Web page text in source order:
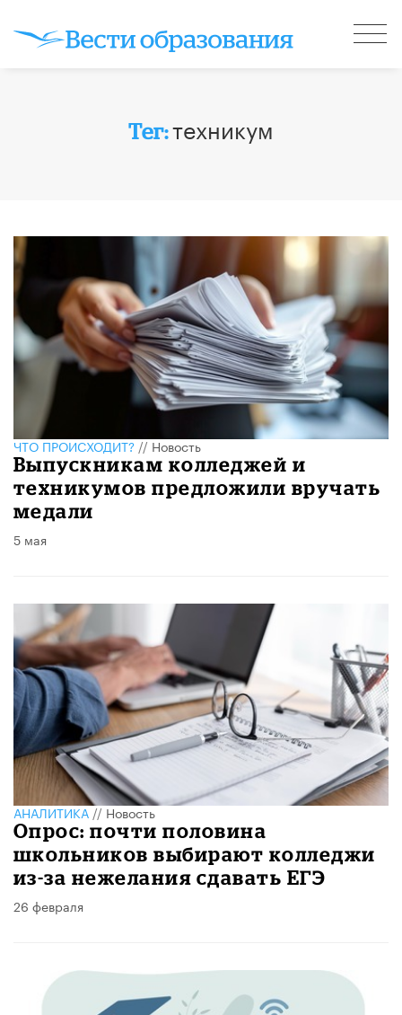
Тег:техникум
ЧТО ПРОИСХОДИТ?//Новость
Выпускникам колледжей и
техникумов предложили вручать
медали
5 мая
АНАЛИТИКА//Новость
Опрос: почти половина
школьников выбирают колледжи
из-за нежелания сдавать ЕГЭ
26 февраля